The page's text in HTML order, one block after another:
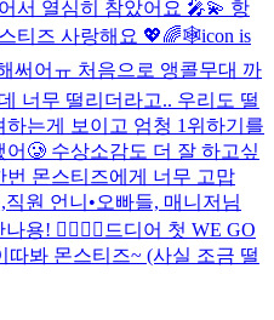
서 열심히 참았어요 🎤💫 항
티즈 사랑해요 💖🌈🕸️icon is
써어ㅠ 처음으로 앵콜무대 까
너무 떨리더라고.. 우리도 떨
는게 보이고 엄청 1위하기를
🥲 수상소감도 더 잘 하고싶
몬스티즈에게 너무 고맙
원 언니•오빠들, 매니저님
용! ❤️‍🔥❤️‍🔥 드디어 첫 WE GO
봐 몬스티즈~ (사실 조금 떨